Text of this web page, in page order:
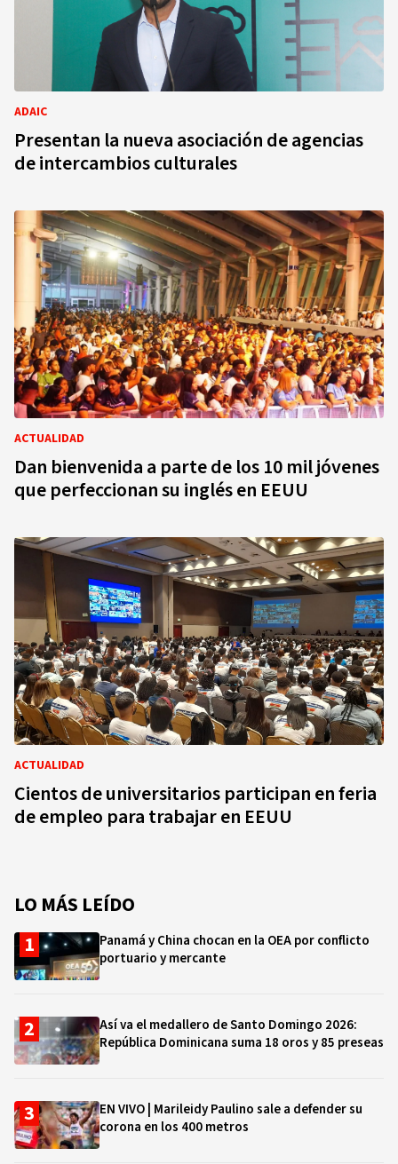
ADAIC
Presentan la nueva asociación de agencias
de intercambios culturales
ACTUALIDAD
Dan bienvenida a parte de los 10 mil jóvenes
que perfeccionan su inglés en EEUU
ACTUALIDAD
Cientos de universitarios participan en feria
de empleo para trabajar en EEUU
LO MÁS LEÍDO
Panamá y China chocan en la OEA por conflicto
portuario y mercante
Así va el medallero de Santo Domingo 2026:
República Dominicana suma 18 oros y 85 preseas
EN VIVO | Marileidy Paulino sale a defender su
corona en los 400 metros